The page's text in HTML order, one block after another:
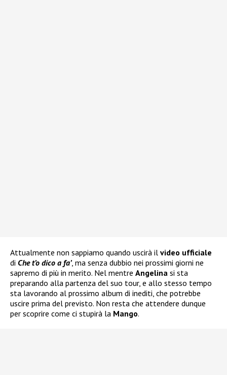
Attualmente non sappiamo quando uscirà il video ufficiale
di Che t’o dico a fa’, ma senza dubbio nei prossimi giorni ne
sapremo di più in merito. Nel mentre Angelina si sta
preparando alla partenza del suo tour, e allo stesso tempo
sta lavorando al prossimo album di inediti, che potrebbe
uscire prima del previsto. Non resta che attendere dunque
per scoprire come ci stupirà la Mango.